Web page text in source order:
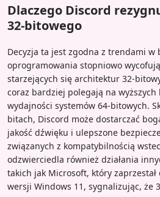
Dlaczego Discord
32-bitowego
Decyzja ta jest zgodna z trendami w
oprogramowania stopniowo
starzejących się architektur 32-
coraz bardziej polegają na
wydajności systemów 64-bitowych.
bitach, Discord może dostarczać
jakość dźwięku i ulepszone
związanych z kompatybilnością
odzwierciedla również działania
takich jak Microsoft, który
wersji Windows 11, sygnalizując, że